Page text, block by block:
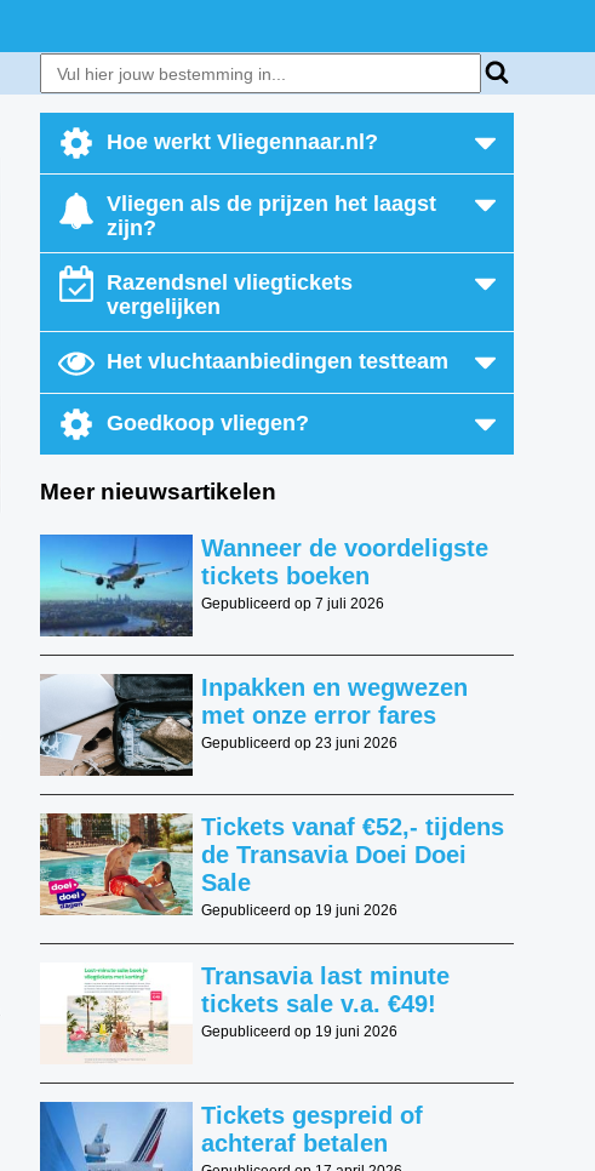
Hoe werkt Vliegennaar.nl?
Vliegen als de prijzen het laagst
zijn?
Razendsnel vliegtickets
vergelijken
Het vluchtaanbiedingen testteam
Goedkoop vliegen?
Meer nieuwsartikelen
Wanneer de voordeligste
tickets boeken
Gepubliceerd op 7 juli 2026
Inpakken en wegwezen
met onze error fares
Gepubliceerd op 23 juni 2026
Tickets vanaf €52,- tijdens
de Transavia Doei Doei
Sale
Gepubliceerd op 19 juni 2026
Transavia last minute
tickets sale v.a. €49!
Gepubliceerd op 19 juni 2026
Tickets gespreid of
achteraf betalen